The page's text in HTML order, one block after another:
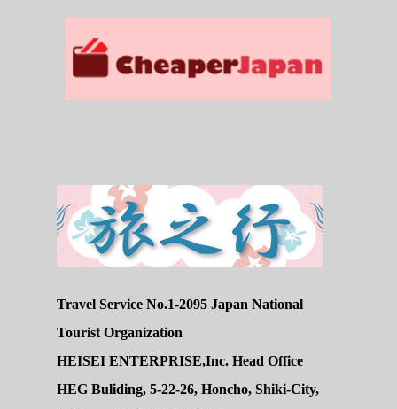
Travel Service No.1-2095 Japan National
Tourist Organization
HEISEI ENTERPRISE,Inc. Head Office
HEG Buliding, 5-22-26, Honcho, Shiki-City,